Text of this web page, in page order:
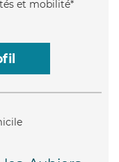
et mobilité*